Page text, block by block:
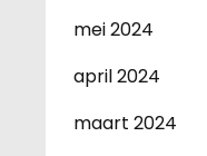
mei 2024
april 2024
maart 2024